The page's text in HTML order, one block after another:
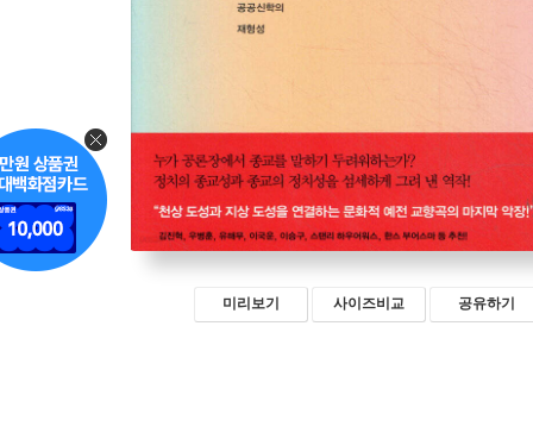
미리보기 사이즈비교 공유하기